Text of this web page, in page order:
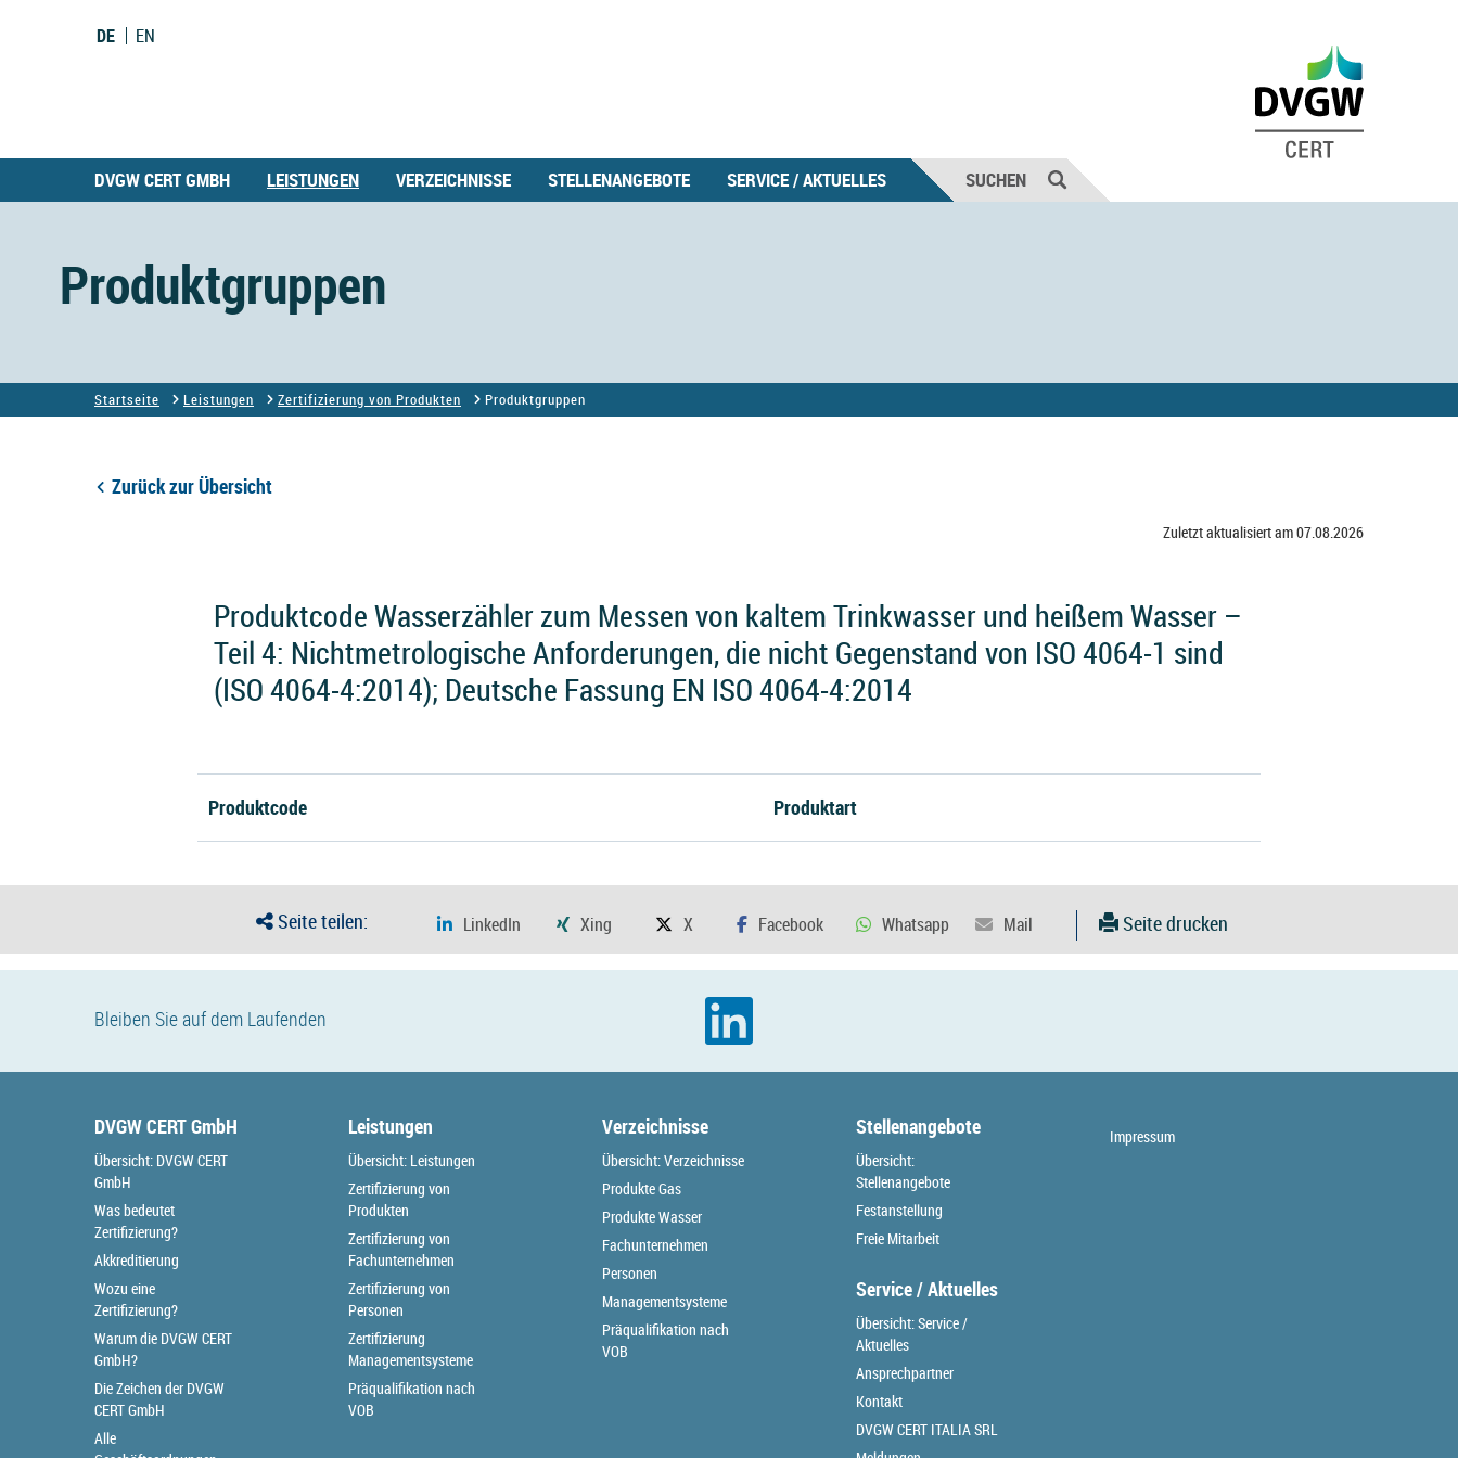
DE EN
DVGW CERT GMBH LEISTUNGEN VERZEICHNISSE STELLENANGEBOTE SERVICE / AKTUELLES SUCHEN
Produktgruppen
Startseite Leistungen Zertifizierung von Produkten Produktgruppen
Zurück zur Übersicht
Zuletzt aktualisiert am 07.08.2026
Produktcode Wasserzähler zum Messen von kaltem Trinkwasser und heißem Wasser –
Teil 4: Nichtmetrologische Anforderungen, die nicht Gegenstand von ISO 4064-1 sind
(ISO 4064-4:2014); Deutsche Fassung EN ISO 4064-4:2014
Produktcode Produktart
Seite teilen: Seite drucken
Bleiben Sie auf dem Laufenden
DVGW CERT GmbH
Übersicht: DVGW CERT
GmbH
Was bedeutet
Zertifizierung?
Akkreditierung
Wozu eine
Zertifizierung?
Warum die DVGW CERT
GmbH?
Die Zeichen der DVGW
CERT GmbH
Alle
Leistungen
Übersicht: Leistungen
Zertifizierung von
Produkten
Zertifizierung von
Fachunternehmen
Zertifizierung von
Personen
Zertifizierung
Managementsysteme
Präqualifikation nach
VOB
Verzeichnisse
Übersicht: Verzeichnisse
Produkte Gas
Produkte Wasser
Fachunternehmen
Personen
Managementsysteme
Präqualifikation nach
VOB
Stellenangebote
Übersicht:
Stellenangebote
Festanstellung
Freie Mitarbeit
Service / Aktuelles
Übersicht: Service /
Aktuelles
Ansprechpartner
Kontakt
DVGW CERT ITALIA SRL
Impressum